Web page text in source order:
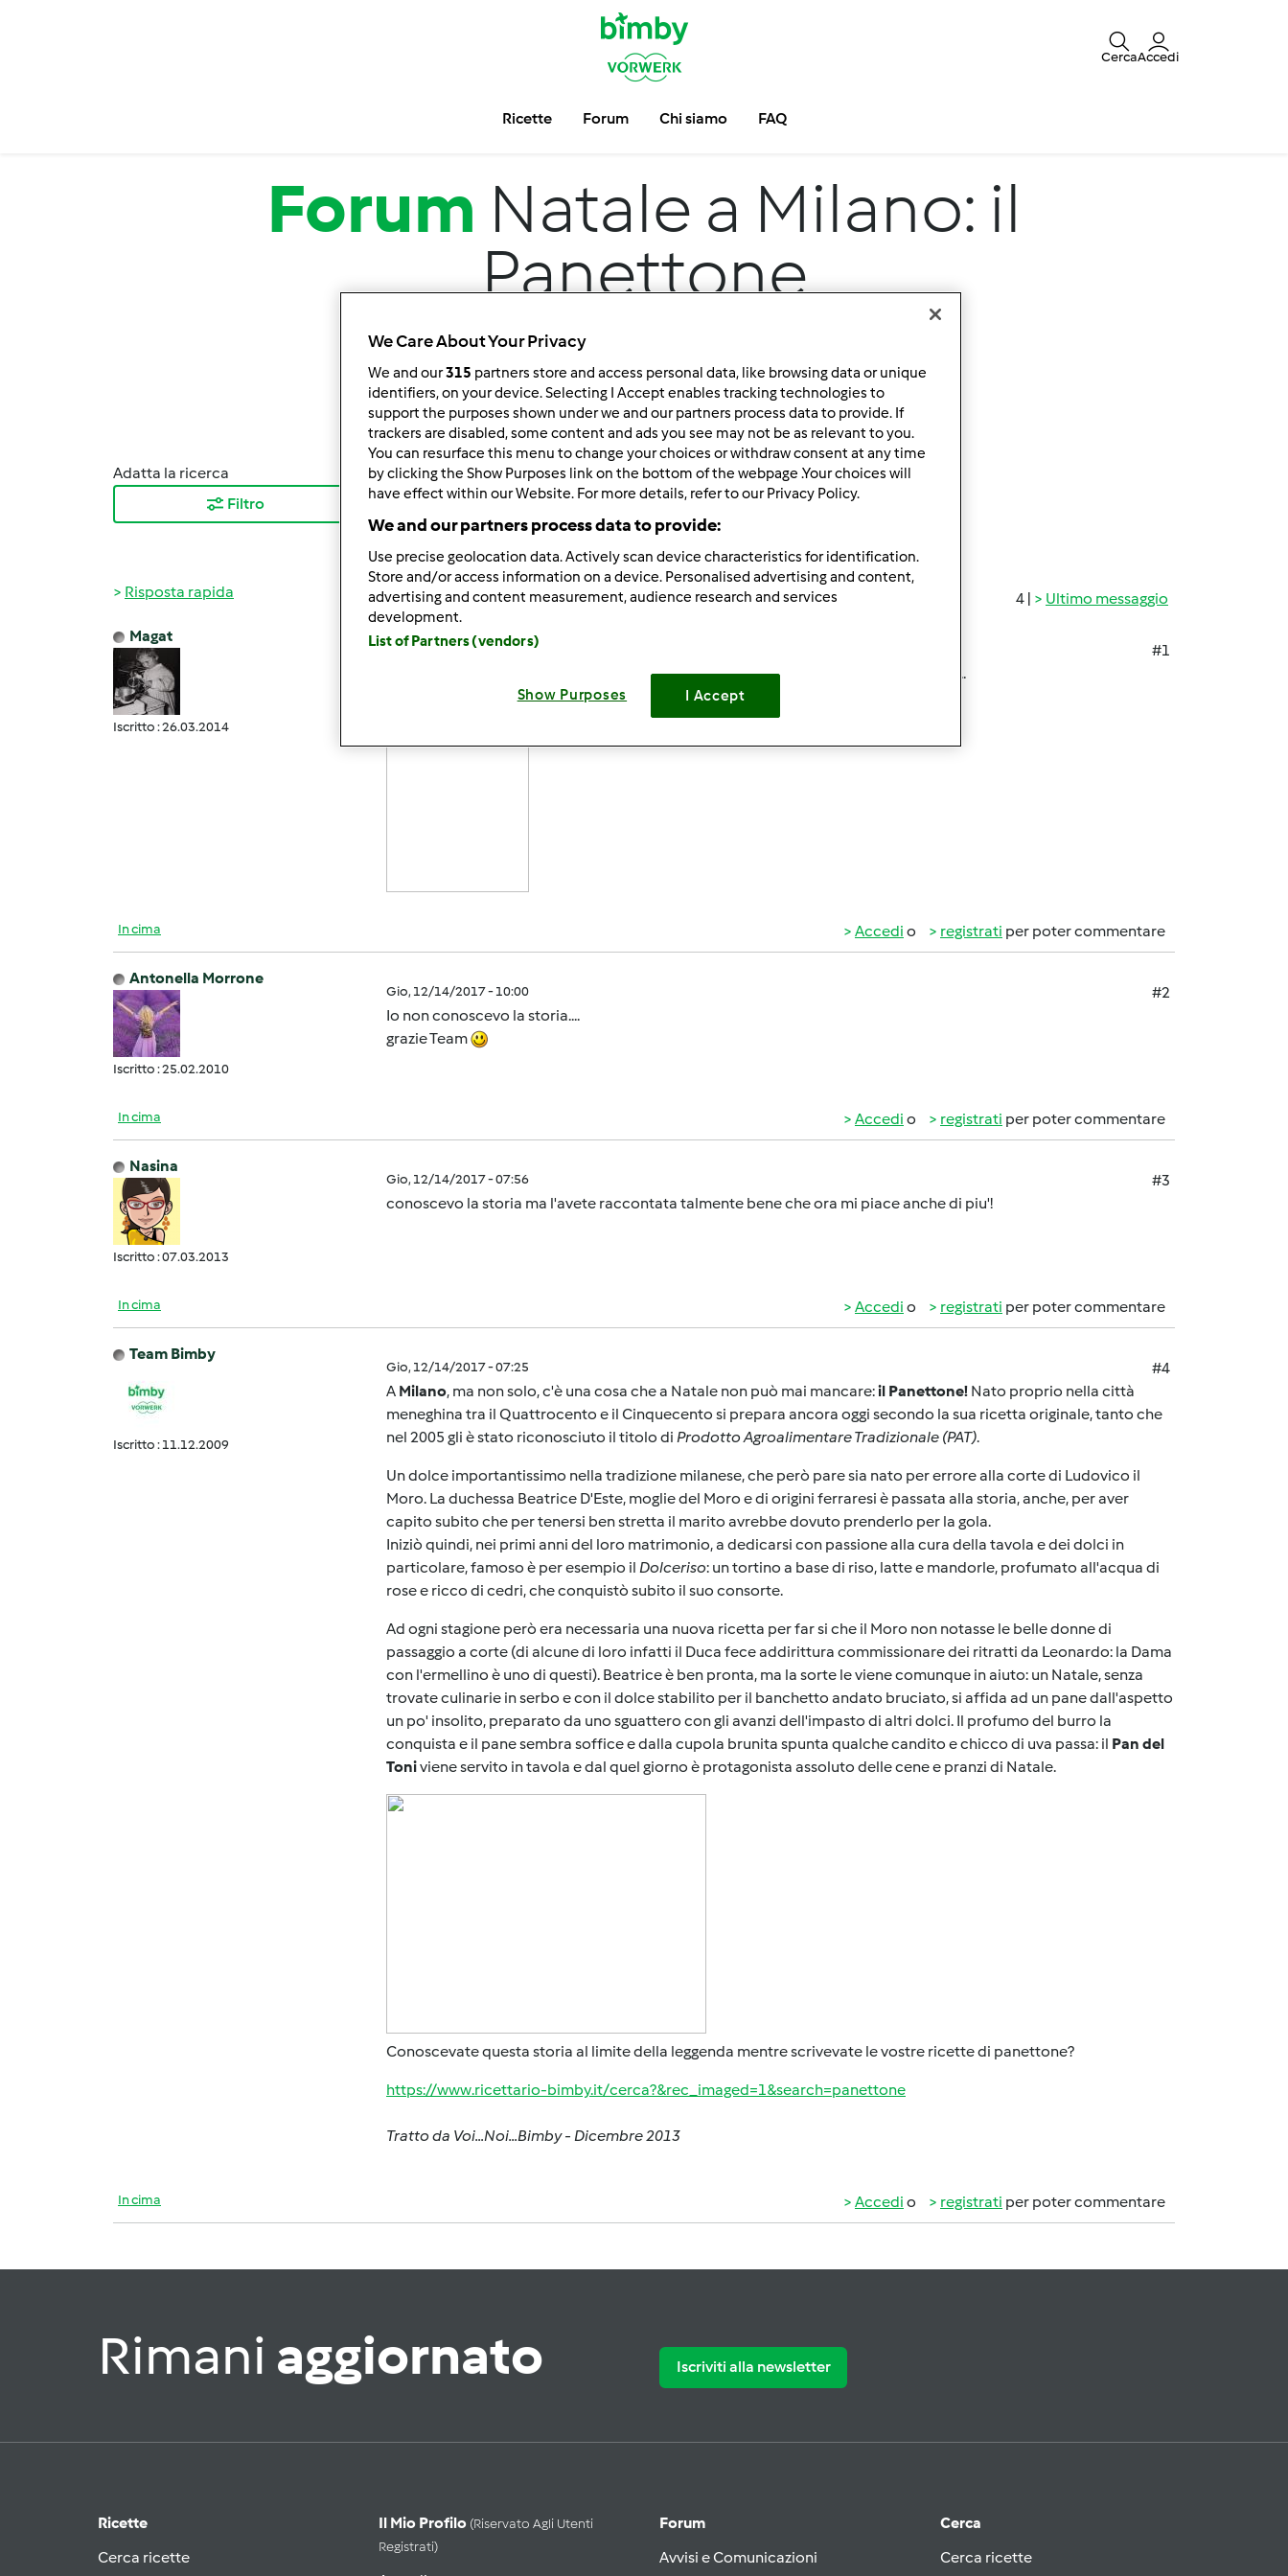
CercaAccedi
Ricette Forum Chi siamo FAQ
Forum Natale a Milano: il
Panettone
Adatta la ricerca
Filtro
Ordina per:
I risultati più recenti
Risultati per pagina:
10
4 | Ultimo messaggio
Risposta rapida
Magat
Iscritto : 26.03.2014
Gio, 12/14/2017 - 11:46
#1
Proprio oggi sto facendo il primo panettone della mia vita .... sono super orgogliosa ...
In cima Accedi o registrati per poter commentare
Antonella Morrone
Iscritto : 25.02.2010
Gio, 12/14/2017 - 10:00
#2
Io non conoscevo la storia....
grazie Team
In cima Accedi o registrati per poter commentare
Nasina
Iscritto : 07.03.2013
Gio, 12/14/2017 - 07:56
#3
conoscevo la storia ma l'avete raccontata talmente bene che ora mi piace anche di piu'!
In cima Accedi o registrati per poter commentare
Team Bimby
Iscritto : 11.12.2009
Gio, 12/14/2017 - 07:25
#4
A Milano, ma non solo, c'è una cosa che a Natale non può mai mancare:il Panettone! Nato proprio nella città
meneghina tra il Quattrocento e il Cinquecento si prepara ancora oggi secondo la sua ricetta originale, tanto che
nel 2005 gli è stato riconosciuto il titolo di Prodotto Agroalimentare Tradizionale (PAT).
Un dolce importantissimo nella tradizione milanese, che però pare sia nato per errore alla corte di Ludovico il
Moro. La duchessa Beatrice D'Este, moglie del Moro e di origini ferraresi è passata alla storia, anche, per aver
capito subito che per tenersi ben stretta il marito avrebbe dovuto prenderlo per la gola.
Iniziò quindi, nei primi anni del loro matrimonio, a dedicarsi con passione alla cura della tavola e dei dolci in
particolare, famoso è per esempio il Dolceriso: un tortino a base di riso, latte e mandorle, profumato all'acqua di
rose e ricco di cedri, che conquistò subito il suo consorte.
Ad ogni stagione però era necessaria una nuova ricetta per far si che il Moro non notasse le belle donne di
passaggio a corte (di alcune di loro infatti il Duca fece addirittura commissionare dei ritratti da Leonardo: la Dama
con l'ermellino è uno di questi). Beatrice è ben pronta, ma la sorte le viene comunque in aiuto: un Natale, senza
trovate culinarie in serbo e con il dolce stabilito per il banchetto andato bruciato, si affida ad un pane dall'aspetto
un po' insolito, preparato da uno sguattero con gli avanzi dell'impasto di altri dolci. Il profumo del burro la
conquista e il pane sembra soffice e dalla cupola brunita spunta qualche candito e chicco di uva passa: il Pan del
Toniviene servito in tavola e dal quel giorno è protagonista assoluto delle cene e pranzi di Natale.
Conoscevate questa storia al limite della leggenda mentre scrivevate le vostre ricette di panettone?
https://www.ricettario-bimby.it/cerca?&rec_imaged=1&search=panettone
Tratto da Voi...Noi...Bimby - Dicembre 2013
In cima Accedi o registrati per poter commentare
Rimani aggiornato Iscriviti alla newsletter
Ricette
Cerca ricette
Il Mio Profilo (riservato Agli Utenti
Registrati)
Forum
Avvisi e Comunicazioni
Cerca
Cerca ricette
We Care About Your Privacy
We and our315 partners store and access personal data, like browsing data or unique
identifiers, on your device. Selecting I Accept enables tracking technologies to
support the purposes shown under we and our partners process data to provide. If
trackers are disabled, some content and ads you see may not be as relevant to you.
You can resurface this menu to change your choices or withdraw consent at any time
by clicking the Show Purposes link on the bottom of the webpage .Your choices will
have effect within our Website. For more details, refer to our Privacy Policy.
We and our partners process data to provide:
Use precise geolocation data. Actively scan device characteristics for identification.
Store and/or access information on a device. Personalised advertising and content,
advertising and content measurement, audience research and services
development.
List of Partners (vendors)
Show Purposes I Accept